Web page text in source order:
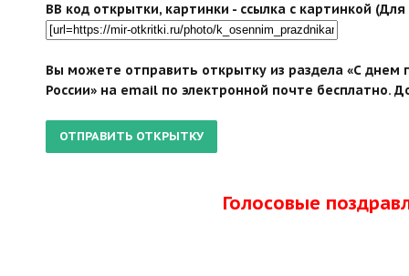
BB код открытки, картинки - ссылка с картинкой
Вы можете отправить открытку из раздела «С днем
России» на email по электронной почте бесплатно.
Голосовые